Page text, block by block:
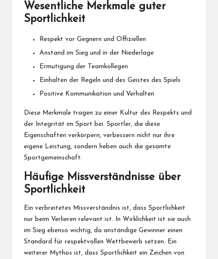
Wesentliche Merkmale guter
Sportlichkeit
Respekt vor Gegnern und Offiziellen
Anstand im Sieg und in der Niederlage
Ermutigung der Teamkollegen
Einhalten der Regeln und des Geistes des Spiels
Positive Kommunikation und Verhalten
Diese Merkmale tragen zu einer Kultur des Respekts und
der Integrität im Sport bei. Sportler, die diese
Eigenschaften verkörpern, verbessern nicht nur ihre
eigene Leistung, sondern heben auch die gesamte
Sportgemeinschaft.
Häufige Missverständnisse über
Sportlichkeit
Ein verbreitetes Missverständnis ist, dass Sportlichkeit
nur beim Verlieren relevant ist. In Wirklichkeit ist sie auch
im Sieg ebenso wichtig, da anständige Gewinner einen
Standard für respektvollen Wettbewerb setzen. Ein
weiterer Mythos ist, dass Sportlichkeit ein Zeichen von